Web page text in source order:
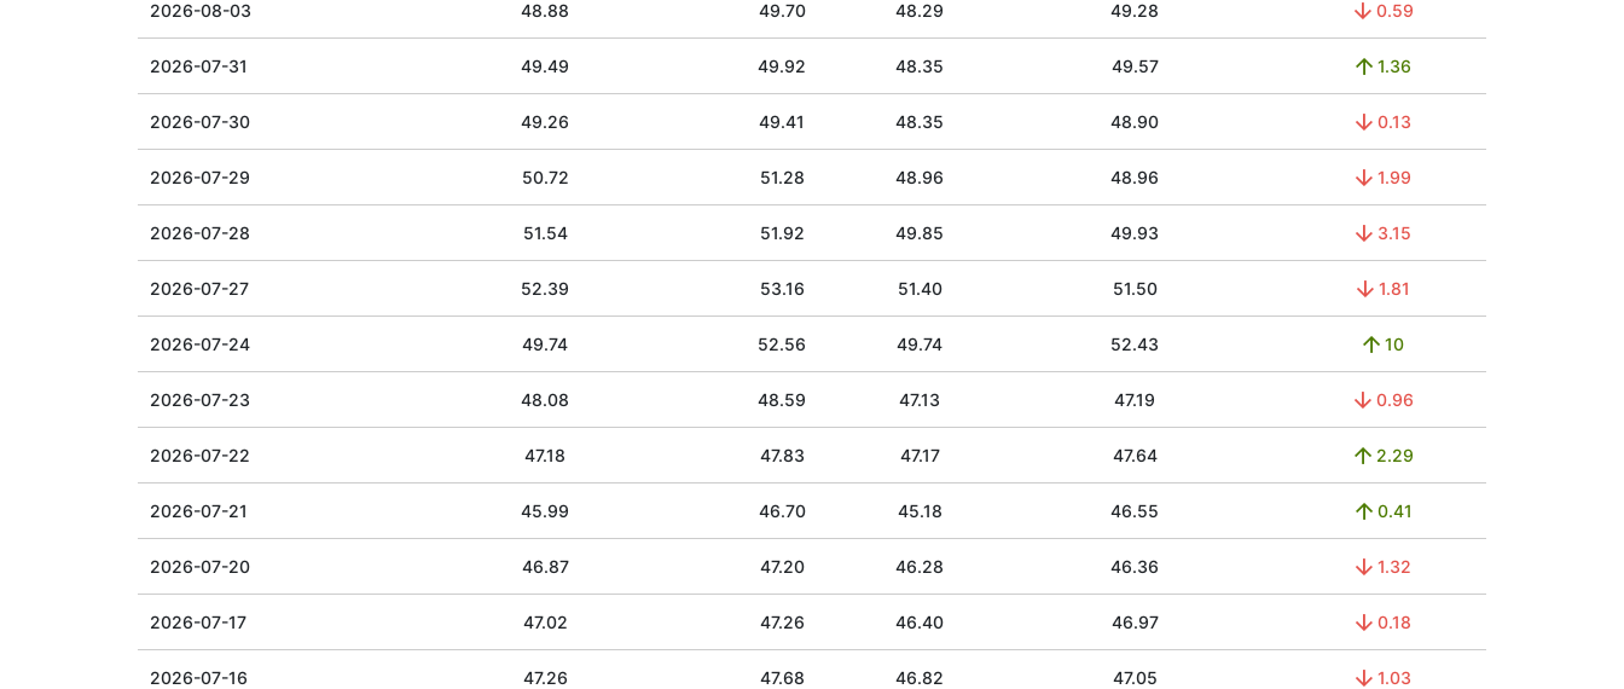
2026-08-03 48.88 49.70 48.29 49.28 0.59
2026-07-31 49.49 49.92 48.35 49.57 1.36
2026-07-30 49.26 49.41 48.35 48.90 0.13
2026-07-29 50.72 51.28 48.96 48.96 1.99
2026-07-28 51.54 51.92 49.85 49.93 3.15
2026-07-27 52.39 53.16 51.40 51.50 1.81
2026-07-24 49.74 52.56 49.74 52.43 10
2026-07-23 48.08 48.59 47.13 47.19 0.96
2026-07-22 47.18 47.83 47.17 47.64 2.29
2026-07-21 45.99 46.70 45.18 46.55 0.41
2026-07-20 46.87 47.20 46.28 46.36 1.32
2026-07-17 47.02 47.26 46.40 46.97 0.18
2026-07-16 47.26 47.68 46.82 47.05 1.03